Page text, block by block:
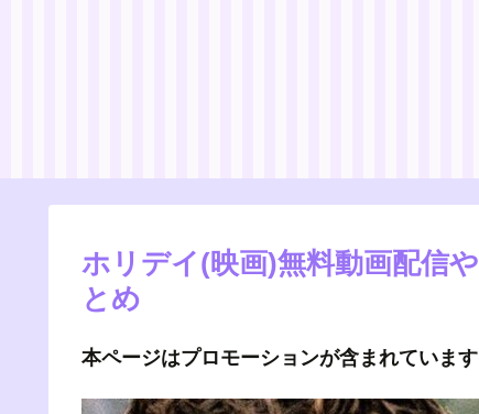
ホリデイ(映画)無料動画配信
とめ
本ページはプロモーションが含まれています